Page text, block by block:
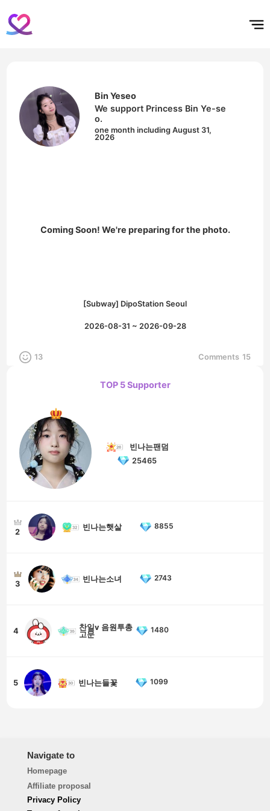
Bin Yeseo
We support Princess Bin Ye-se
o.
one month including August 31,
2026
Coming Soon! We're preparing for the photo.
[Subway] DipoStation Seoul
2026-08-31 ~ 2026-09-28
13 Comments 15
TOP 5 Supporter
빈나는팬덤
25465
2
빈나는햇살 8855
3
빈나는소녀 2743
4
찬일v 음원투총
고문
1480
5 빈나는들꽃 1099
Navigate to
Homepage
Affiliate proposal
Privacy Policy